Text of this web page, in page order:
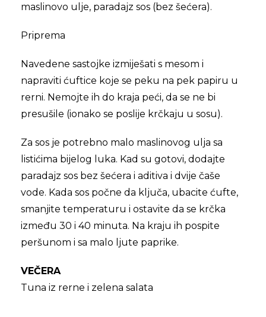
maslinovo ulje, paradajz sos (bez šećera).
Priprema
Navedene sastojke izmiješati s mesom i
napraviti ćuftice koje se peku na pek papiru u
rerni. Nemojte ih do kraja peći, da se ne bi
presušile (ionako se poslije krčkaju u sosu).
Za sos je potrebno malo maslinovog ulja sa
listićima bijelog luka. Kad su gotovi, dodajte
paradajz sos bez šećera i aditiva i dvije čaše
vode. Kada sos počne da ključa, ubacite ćufte,
smanjite temperaturu i ostavite da se krčka
između 30 i 40 minuta. Na kraju ih pospite
peršunom i sa malo ljute paprike.
VEČERA
Tuna iz rerne i zelena salata